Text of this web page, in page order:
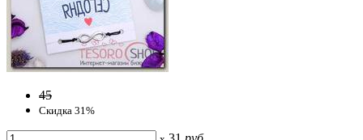
45
Скидка 31%